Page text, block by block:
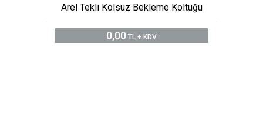
Arel Tekli Kolsuz Bekleme Koltuğu
0,00 TL + KDV